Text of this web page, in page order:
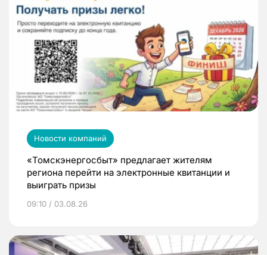
Новости компаний
«Томскэнергосбыт» предлагает жителям
региона перейти на электронные квитанции и
выиграть призы
09:10 / 03.08.26